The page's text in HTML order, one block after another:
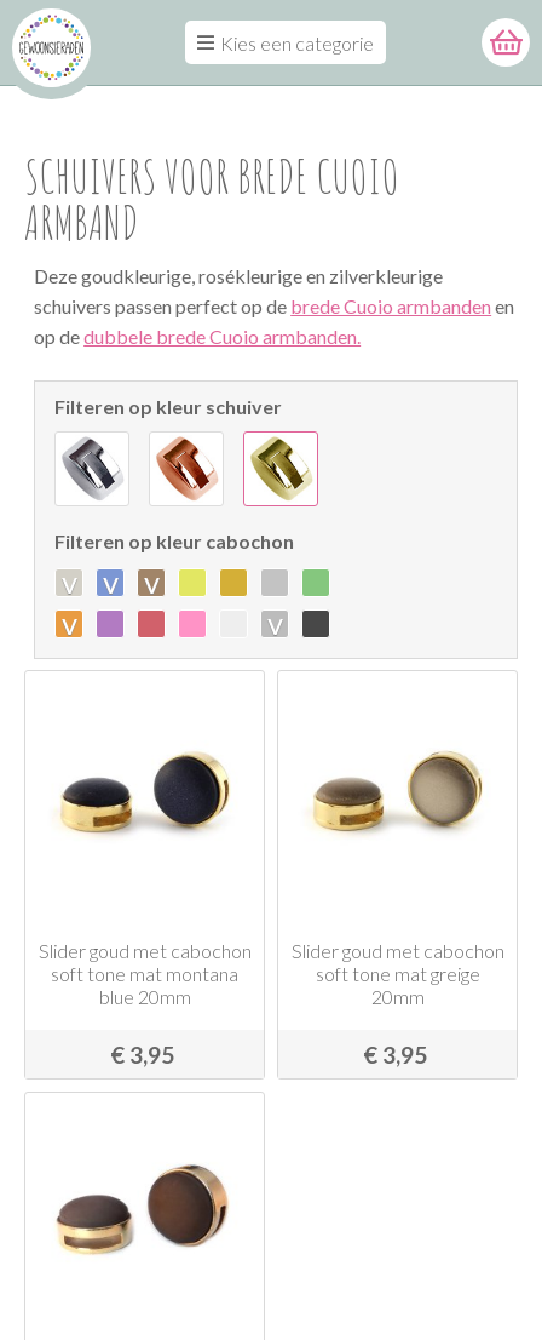
Kies een categorie
SCHUIVERS VOOR BREDE CUOIO
ARMBAND
Deze goudkleurige, rosékleurige en zilverkleurige
schuivers passen perfect op de brede Cuoio armbanden en
op dedubbele brede Cuoio armbanden.
Filteren op kleur schuiver
Filteren op kleur cabochon
v v
v
v
v
Slider goud met cabochon
soft tone mat montana
blue 20mm
€ 3,95
Slider goud met cabochon
soft tone mat greige
20mm
€ 3,95